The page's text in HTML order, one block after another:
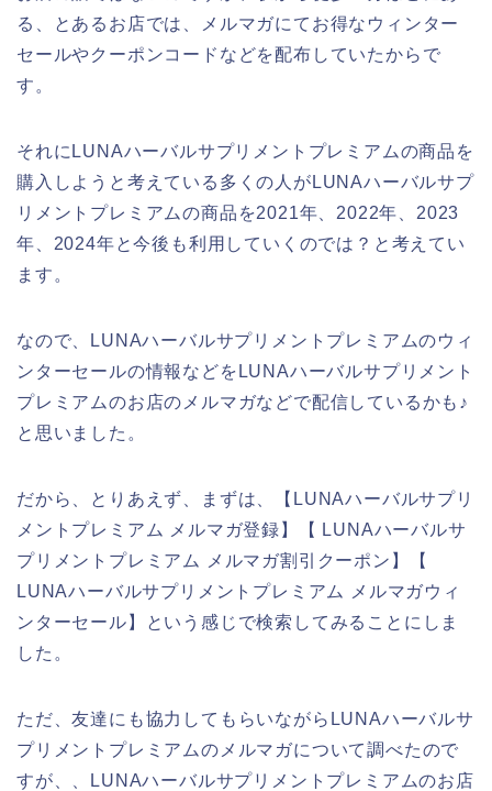
る、とあるお店では、メルマガにてお得なウィンター
セールやクーポンコードなどを配布していたからで
す。
それにLUNAハーバルサプリメントプレミアムの商品を
購入しようと考えている多くの人がLUNAハーバルサプ
リメントプレミアムの商品を2021年、2022年、2023
年、2024年と今後も利用していくのでは？と考えてい
ます。
なので、LUNAハーバルサプリメントプレミアムのウィ
ンターセールの情報などをLUNAハーバルサプリメント
プレミアムのお店のメルマガなどで配信しているかも♪
と思いました。
だから、とりあえず、まずは、【LUNAハーバルサプリ
メントプレミアム メルマガ登録】【 LUNAハーバルサ
プリメントプレミアム メルマガ割引クーポン】【
LUNAハーバルサプリメントプレミアム メルマガウィ
ンターセール】という感じで検索してみることにしま
した。
ただ、友達にも協力してもらいながらLUNAハーバルサ
プリメントプレミアムのメルマガについて調べたので
すが、、LUNAハーバルサプリメントプレミアムのお店